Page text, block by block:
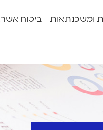
ומשכנתאות ביטוח